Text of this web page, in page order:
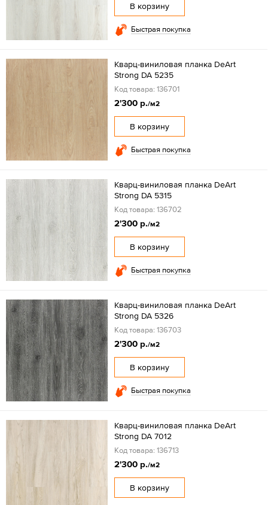
В корзину
Быстрая покупка
Кварц-виниловая планка DeArt
Strong DA 5235
Код товара: 136701
2'300 р./м2
В корзину
Быстрая покупка
Кварц-виниловая планка DeArt
Strong DA 5315
Код товара: 136702
2'300 р./м2
В корзину
Быстрая покупка
Кварц-виниловая планка DeArt
Strong DA 5326
Код товара: 136703
2'300 р./м2
В корзину
Быстрая покупка
Кварц-виниловая планка DeArt
Strong DA 7012
Код товара: 136713
2'300 р./м2
В корзину